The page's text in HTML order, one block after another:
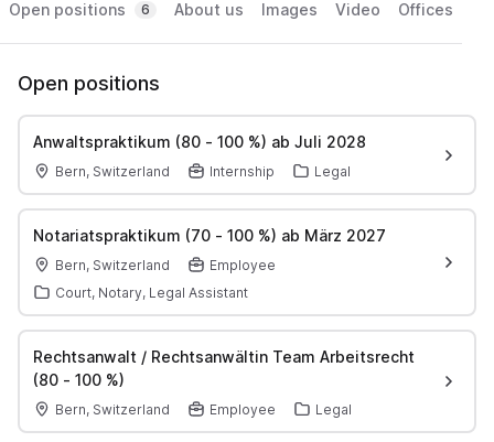
Open positions 6 About us Images Video Offices
Open positions
Anwaltspraktikum (80 - 100 %) ab Juli 2028
Bern, Switzerland Internship Legal
Notariatspraktikum (70 - 100 %) ab März 2027
Bern, Switzerland
Employee
Court, Notary, Legal Assistant
Rechtsanwalt / Rechtsanwältin Team Arbeitsrecht
(80 - 100 %)
Bern, Switzerland Employee Legal